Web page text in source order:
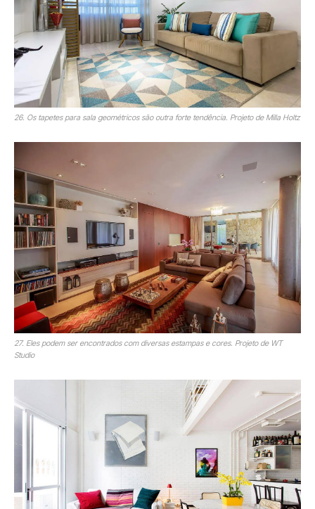
26. Os tapetes para sala geométricos são outra forte tendência. Projeto de Milla Holtz
27. Eles podem ser encontrados com diversas estampas e cores. Projeto de WT
Studio